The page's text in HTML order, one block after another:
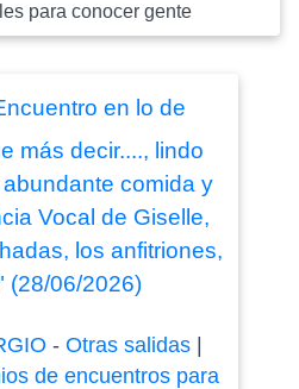
para conocer gente
en lo de
más decir...., lindo
comida y
Vocal de Giselle,
los anfitriones,
(28/06/2026)
- Otras salidas|
de encuentros para